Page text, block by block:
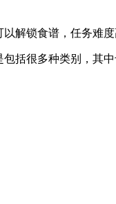
锁食谱，任务难度
很多种类别，其中